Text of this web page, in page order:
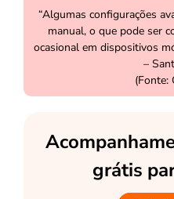
“Algumas configurações
manual, o que pode ser
ocasional em dispositivos
–
(Fonte:
grátis